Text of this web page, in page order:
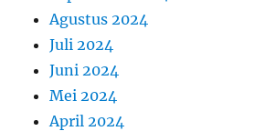
Agustus 2024
Juli 2024
Juni 2024
Mei 2024
April 2024